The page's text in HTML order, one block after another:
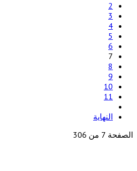
2
3
4
5
6
7
8
9
10
11
النهاية
الصفحة 7 من 306